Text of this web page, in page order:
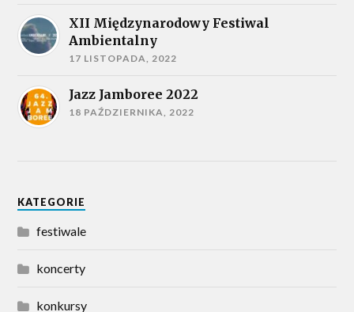
XII Międzynarodowy Festiwal
Ambientalny
17 LISTOPADA, 2022
Jazz Jamboree 2022
18 PAŹDZIERNIKA, 2022
KATEGORIE
festiwale
koncerty
konkursy